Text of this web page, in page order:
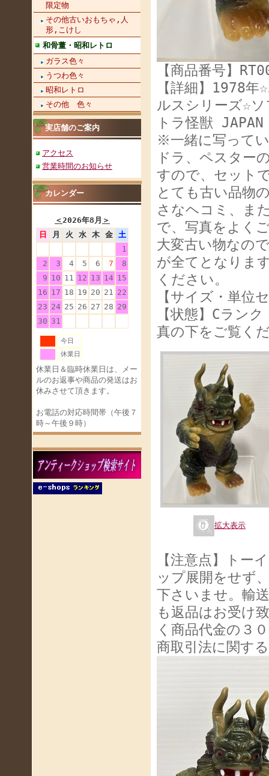
限定物
その他古いおもちゃ,人
形,こけし
和骨董・昭和レトロ
ガラス色々
うつわ色々
昭和レトロ
その他 色々
実店舗のご案内
アクセス
営業時間のお知らせ
カレンダー
＜2026年8月 ＞
日
月 火 水 木 金
土
1
2
3 4 5 6 7
8
9 10 11 12 13 14 15
16 17 18 19 20 21 22
23 24 25 26 27 28 29
30 31
今日
休業日
休業日＆臨時休業日は、メー
ルのお返事や商品の発送はお
休みさせて頂きます。
お電話の対応時間帯（午後７
時～午後９時）
【商品番号】
【詳細】1978
ルスシリーズ☆
トラ怪獣
※一緒に写って
ドラ、ペスター
すので、セット
とても古い品物
さなヘコミ、ま
で、写真をよく
大変古い物なの
が全てとなりま
ください。
【サイズ・単
【状態】Cラン
真の下をご覧く
拡大表示
【注意点】トー
ップ展開をせず
下さいませ。輸
も返品はお受け
く商品代金の３
商取引法に関す